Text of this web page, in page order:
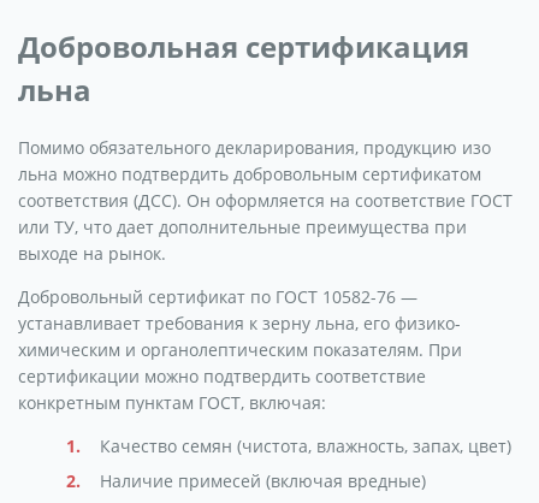
Добровольная сертификация
льна
Помимо обязательного декларирования, продукцию изо
льна можно подтвердить добровольным сертификатом
соответствия (ДСС). Он оформляется на соответствие ГОСТ
или ТУ, что дает дополнительные преимущества при
выходе на рынок.
Добровольный сертификат по ГОСТ 10582-76 —
устанавливает требования к зерну льна, его физико-
химическим и органолептическим показателям. При
сертификации можно подтвердить соответствие
конкретным пунктам ГОСТ, включая:
Качество семян (чистота, влажность, запах, цвет)
Наличие примесей (включая вредные)